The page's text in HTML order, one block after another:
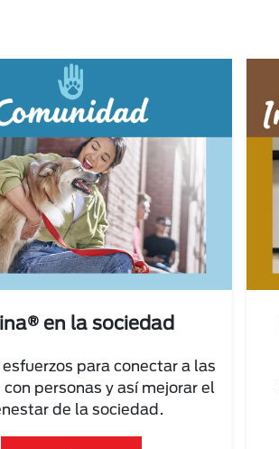
en la sociedad
para conectar a las
personas y así mejorar el
de la sociedad.